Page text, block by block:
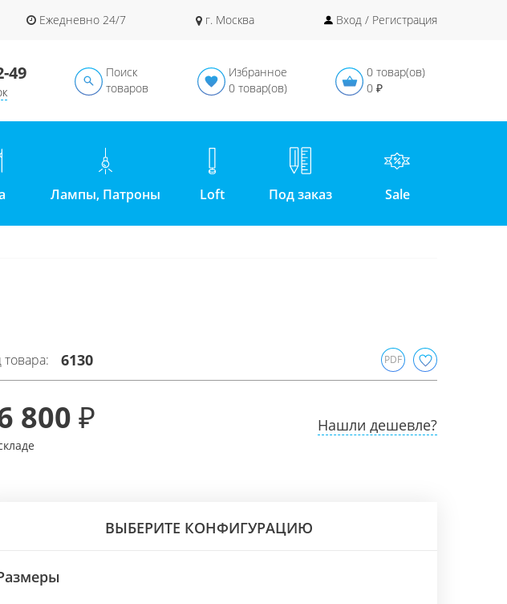
Ежедневно 24/7 г. Москва Вход / Регистрация
49
Поиск
товаров
Избранное
0 товар(ов)
0 товар(ов)
0 ₽
Лампы, Патроны Loft Под заказ Sale
товара: 6130 PDF
800 ₽ Нашли дешевле?
ВЫБЕРИТЕ КОНФИГУРАЦИЮ